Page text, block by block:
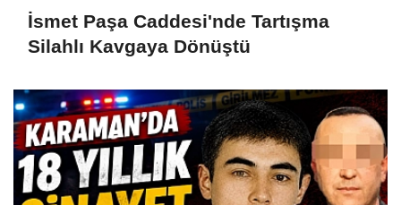
İsmet Paşa Caddesi'nde Tartışma
Silahlı Kavgaya Dönüştü